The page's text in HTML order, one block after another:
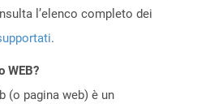
l’elenco completo dei
.
WEB?
(o pagina web) è un